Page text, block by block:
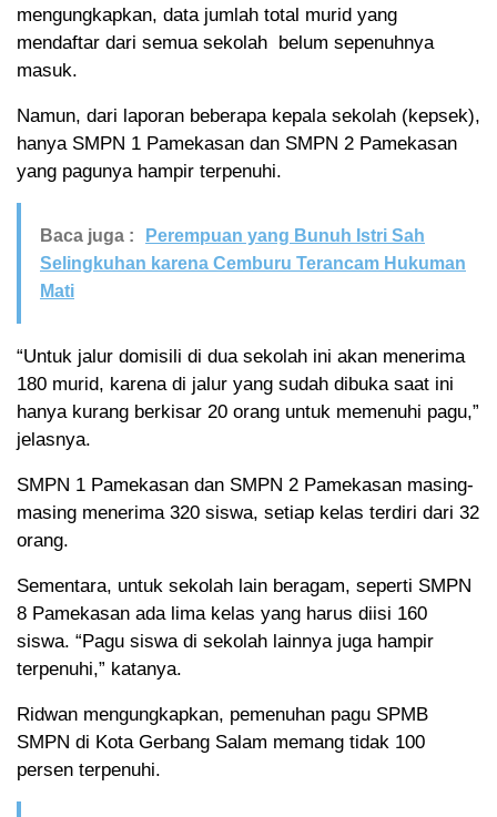
mengungkapkan, data jumlah total murid yang
mendaftar dari semua sekolah belum sepenuhnya
masuk.
Namun, dari laporan beberapa kepala sekolah (kepsek),
hanya SMPN 1 Pamekasan dan SMPN 2 Pamekasan
yang pagunya hampir terpenuhi.
Baca juga :
Perempuan yang Bunuh Istri Sah
Selingkuhan karena Cemburu Terancam Hukuman
Mati
“Untuk jalur domisili di dua sekolah ini akan menerima
180 murid, karena di jalur yang sudah dibuka saat ini
hanya kurang berkisar 20 orang untuk memenuhi pagu,”
jelasnya.
SMPN 1 Pamekasan dan SMPN 2 Pamekasan masing-
masing menerima 320 siswa, setiap kelas terdiri dari 32
orang.
Sementara, untuk sekolah lain beragam, seperti SMPN
8 Pamekasan ada lima kelas yang harus diisi 160
siswa. “Pagu siswa di sekolah lainnya juga hampir
terpenuhi,” katanya.
Ridwan mengungkapkan, pemenuhan pagu SPMB
SMPN di Kota Gerbang Salam memang tidak 100
persen terpenuhi.